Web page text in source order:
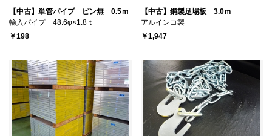
【中古】単管パイプ ピン無 0.5ｍ
輸入パイプ 48.6φ×1.8ｔ
￥198
【中古】鋼製足場板 3.0ｍ
アルインコ製
￥1,947